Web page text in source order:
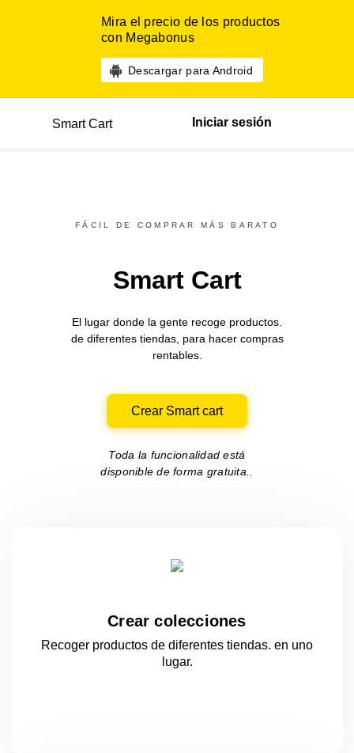
Mira el precio de los productos
con Megabonus
Descargar para Android
Smart Cart Iniciar sesión
FÁCIL DE COMPRAR MÁS BARATO
Smart Cart
El lugar donde la gente recoge productos.
de diferentestiendas, para hacer compras
rentables.
Crear Smart cart
Toda la funcionalidad está
disponible de forma gratuita..
Crear colecciones
Recoger productos de diferentes tiendas. en uno
lugar.